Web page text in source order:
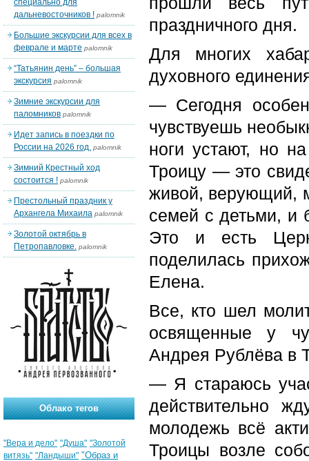
праздничного дня.
Для многих
духовного
— Сегодня
чувствуешь
ноги устают, но
Троицу — это
живой, верующий,
семей с детьми, и
Это и есть
поделилась
Елена.
Все, кто шел
освященные у
Андрея Рублёва в
— Я стараюсь
действительно
молодежь всё
Троицы возле
специально для
дальневосточников ! palomnik
Большие экскурсии для всех в
феврале и марте palomnik
“Татьянин день” – большая
экскурсия palomnik
Зимние экскурсии для
паломников palomnik
Идет запись в поездки по
России на 2026 год. palomnik
Зимний Крестный ход
состоится ! palomnik
Престольный праздник у
Архангела Михаила palomnik
Золотой октябрь в
Петропавловке. palomnik
Облако тегов
"Вера и дело" "Душа" "Золотой
витязь" "Ландыши" "Образ и